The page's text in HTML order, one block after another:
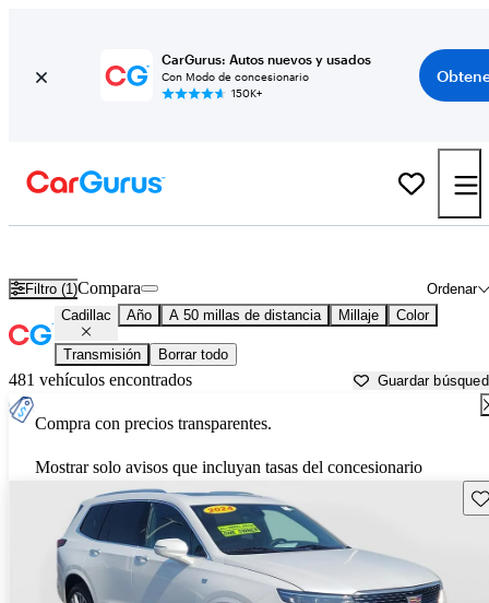
CarGurus: Autos nuevos y usados
Con Modo de concesionario
150K+
Filtro (1) Ordenar
Compara
Cadillac Año A 50 millas de distancia Millaje Color
Transmisión Borrar todo
481 vehículos encontrados Guardar
Compra con precios transparentes.
Mostrar solo avisos que incluyan tasas del concesionario